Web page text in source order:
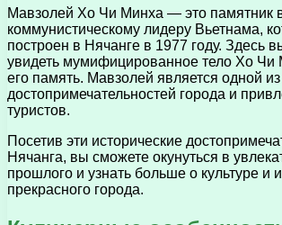
Мавзолей Хо Чи Минха — это памятник
коммунистическому лидеру Вьетнама,
построен в Нячанге в 1977 году. Здесь
увидеть мумифицированное тело Хо Чи
его память. Мавзолей является одной
достопримечательностей города и
туристов.
Посетив эти исторические
Нячанга, вы сможете окунуться в
прошлого и узнать больше о культуре и
прекрасного города.